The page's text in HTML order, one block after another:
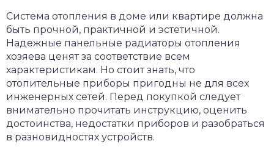
Система отопления в доме или квартире должна
быть прочной, практичной и эстетичной.
Надежные панельные радиаторы отопления
хозяева ценят за соответствие всем
характеристикам. Но стоит знать, что
отопительные приборы пригодны не для всех
инженерных сетей. Перед покупкой следует
внимательно прочитать инструкцию, оценить
достоинства, недостатки приборов и разобраться
в разновидностях устройств.
и уход